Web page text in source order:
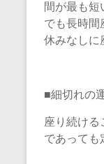
間が最も短
でも長時間
休みなしに
■細切れの
座り続け
であっても